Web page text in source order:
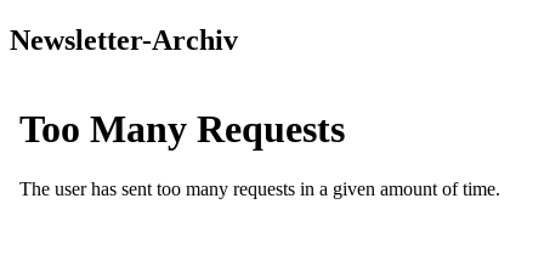
Newsletter-Archiv